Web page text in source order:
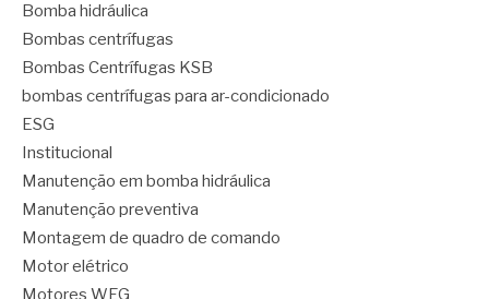
Bomba hidráulica
Bombas centrífugas
Bombas Centrífugas KSB
bombas centrífugas para ar-condicionado
ESG
Institucional
Manutenção em bomba hidráulica
Manutenção preventiva
Montagem de quadro de comando
Motor elétrico
Motores WEG